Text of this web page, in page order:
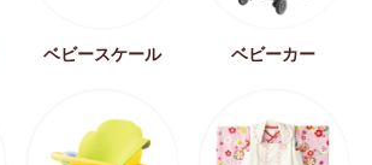
ベビースケール ベビーカー